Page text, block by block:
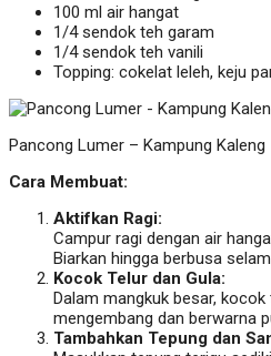
100 ml air hangat
1/4 sendok teh garam
1/4 sendok teh vanili
Topping: cokelat leleh, keju
Pancong Lumer – Kampung Kaleng
Cara Membuat:
Aktifkan Ragi:
Campur ragi dengan air
Biarkan hingga berbusa
Kocok Telur dan Gula:
Dalam mangkuk besar,
mengembang dan berwarna
Tambahkan Tepung dan